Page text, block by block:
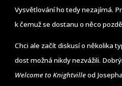
Vysvětlování ho tedy nezajímá.
k čemuž se dostanu o něco
Chci ale začít diskusí o několika
dost možná nikdy nezvážili.
Welcome to Knightvilleod